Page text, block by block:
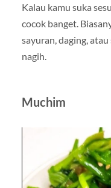
Kalau kamu suka
cocok banget.
sayuran, daging,
nagih.
Muchim